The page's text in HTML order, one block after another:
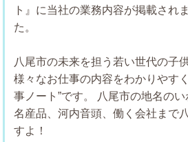
ト』に当社の業務内容が掲載され
た
八尾市の未来を担う若い世代の子
様々なお仕事の内容をわかりやす
事ノート”です。
八尾市の地名のい
名産品、河内音頭、働く会社まで
すよ！